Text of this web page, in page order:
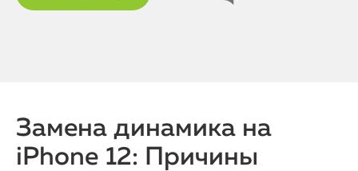
iPad
Замена динамика на
iPhone 12: Причины